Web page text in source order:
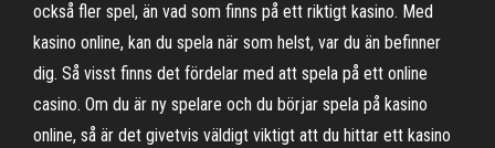
också fler spel, än vad som finns på ett riktigt kasino. Med
kasino online, kan du spela när som helst, var du än befinner
dig. Så visst finns det fördelar med att spela på ett online
casino. Om du är ny spelare och du börjar spela på kasino
online, så är det givetvis väldigt viktigt att du hittar ett kasino